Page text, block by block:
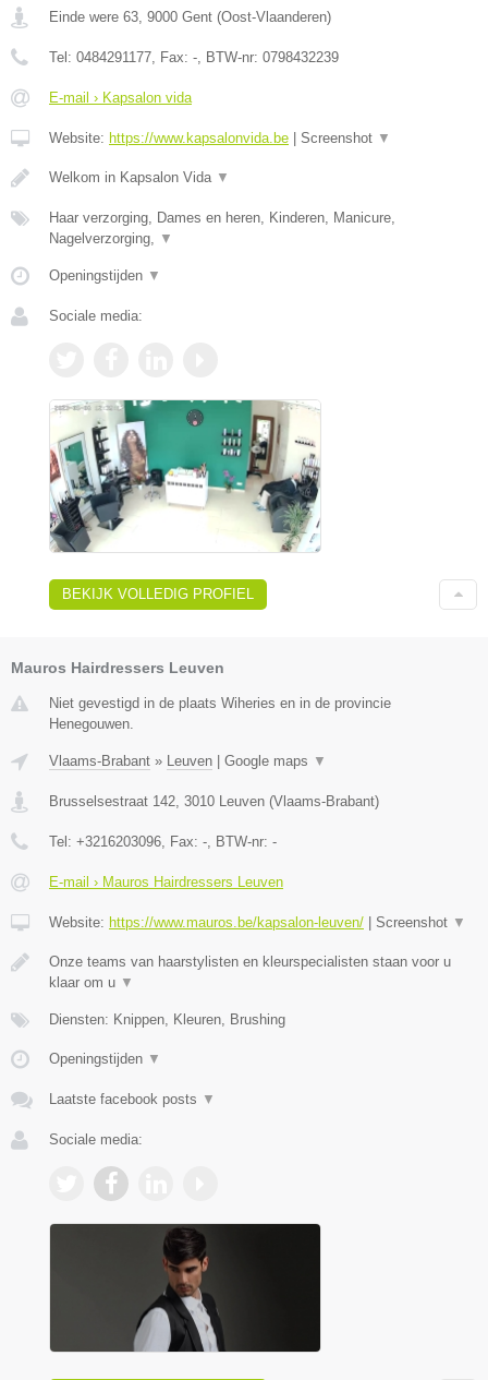
Einde were 63 9000 Gent (Oost-Vlaanderen)
Tel: 0484291177 , Fax: - , BTW-nr: 0798432239
E-mail › Kapsalon vida
Website: https://www.kapsalonvida.be | Screenshot ▼
Welkom in Kapsalon Vida ▼
Haar verzorging, Dames en heren, Kinderen, Manicure,
Nagelverzorging,
▼
Openingstijden ▼
Sociale media:
BEKIJK VOLLEDIG PROFIEL
Mauros Hairdressers Leuven
Niet gevestigd in de plaats Wiheries en in de provincie
Henegouwen.
Vlaams-Brabant » Leuven | Google maps ▼
Brusselsestraat 142 3010 Leuven (Vlaams-Brabant)
Tel: +3216203096 , Fax: - , BTW-nr: -
E-mail › Mauros Hairdressers Leuven
Website: https://www.mauros.be/kapsalon-leuven/ | Screenshot ▼
Onze teams van haarstylisten en kleurspecialisten staan voor u
klaar om u ▼
Diensten: Knippen, Kleuren, Brushing
Openingstijden ▼
Laatste facebook posts ▼
Sociale media: